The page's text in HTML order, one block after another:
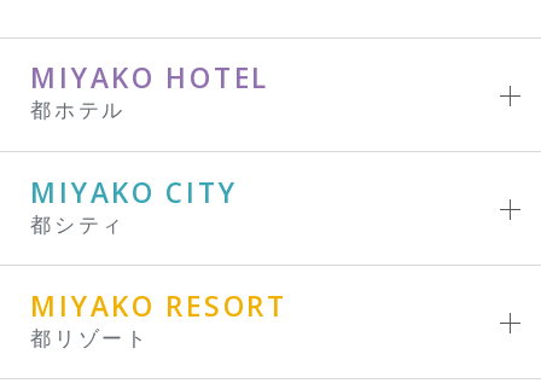
MIYAKO HOTEL
都ホテル
MIYAKO CITY
都シティ
MIYAKO RESORT
都リゾート